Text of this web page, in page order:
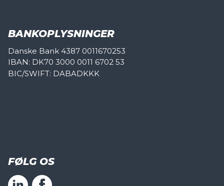
BANKOPLYSNINGER
Danske Bank 4387 0011670253
IBAN: DK70 3000 0011 6702 53
BIC/SWIFT: DABADKKK
FØLG OS